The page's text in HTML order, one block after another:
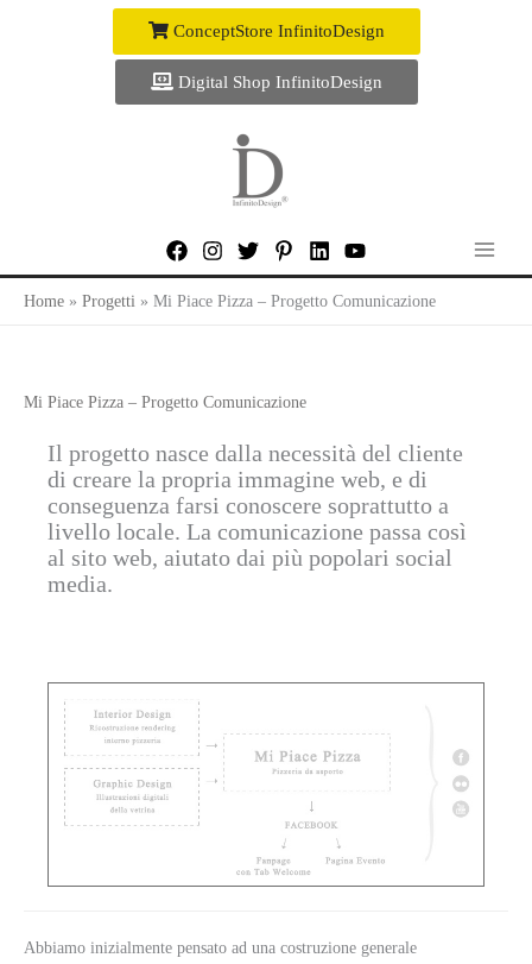
ConceptStore InfinitoDesign
Digital Shop InfinitoDesign
Home Progetti Mi Piace Pizza – Progetto Comunicazione
Mi Piace Pizza – Progetto Comunicazione
Il progetto nasce dalla necessità del cliente
di creare la propria immagine web, e di
conseguenza farsi conoscere soprattutto a
livello locale. La comunicazione passa così
al sito web, aiutato dai più popolari social
media.
Abbiamo inizialmente pensato ad una costruzione generale